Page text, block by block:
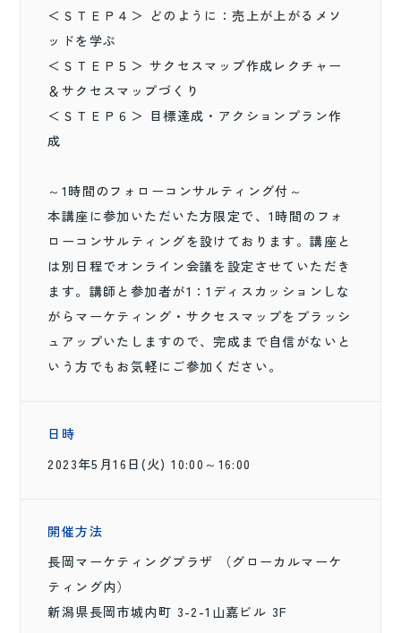
＜ＳＴＥＰ４＞ どのように：売上が上がるメソ
ッドを学ぶ
＜ＳＴＥＰ５＞ サクセスマップ作成レクチャー
＆サクセスマップづくり
＜ＳＴＥＰ６＞ 目標達成・アクションプラン作
成
～1時間のフォローコンサルティング付～
本講座に参加いただいた方限定で、1時間のフォ
ローコンサルティングを設けております。講座と
は別日程でオンライン会議を設定させていただき
ます。講師と参加者が1：1ディスカッションしな
がらマーケティング・サクセスマップをブラッシ
ュアップいたしますので、完成まで自信がないと
いう方でもお気軽にご参加ください。
日時
2023年5月16日(火) 10:00～16:00
開催方法
長岡マーケティングプラザ （グローカルマーケ
ティング内）
新潟県長岡市城内町 3-2-1山嘉ビル 3F